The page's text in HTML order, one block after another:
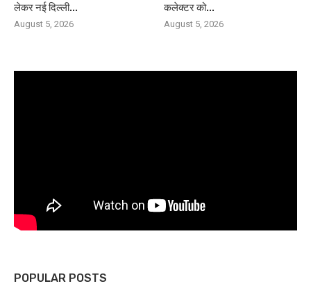
लेकर नई दिल्ली...
August 5, 2026
कलेक्टर को...
August 5, 2026
POPULAR POSTS